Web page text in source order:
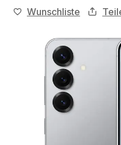
Wunschliste